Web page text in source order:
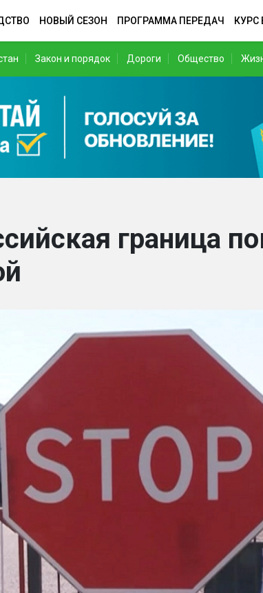
НОВЫЙ СЕЗОН ПРОГРАММА ПЕРЕДАЧ КУРС
Закон и порядок Дороги Общество
граница